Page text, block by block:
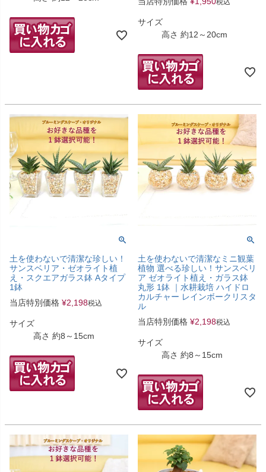
税込
サイズ
高さ 約12～20cm
土を使わないで清潔な珍しい！
サンスベリア・ゼオライト植
え・スクエアガラス鉢 Aタイプ
1鉢
当店特別価格 ¥2,198税込
サイズ
高さ 約8～15cm
土を使わないで清潔なミニ観葉
植物 選べる珍しい！サンスベリ
ア ゼオライト植え・ガラス鉢
丸形 1鉢 ｜水耕栽培 ハイドロ
カルチャー レインボークリスタ
ル
当店特別価格 ¥2,198税込
サイズ
高さ 約8～15cm